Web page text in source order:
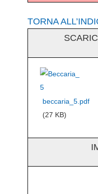
TORNA
beccaria_5.pdf
(27 KB)